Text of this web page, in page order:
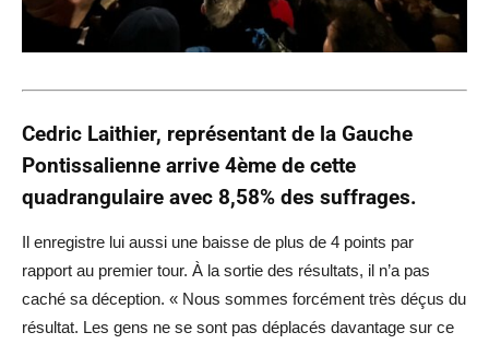
Cedric Laithier, représentant de la Gauche
Pontissalienne arrive 4ème de cette
quadrangulaire avec 8,58% des suffrages.
Il enregistre lui aussi une baisse de plus de 4 points par
rapport au premier tour. À la sortie des résultats, il n’a pas
caché sa déception. « Nous sommes forcément très déçus du
résultat. Les gens ne se sont pas déplacés davantage sur ce